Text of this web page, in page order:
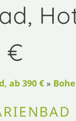
€
ab 390 €»